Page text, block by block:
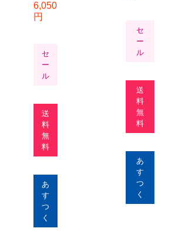
6,050
円
セ
ー
ル
送
料
無
料
あ
す
つ
く
セ
ー
ル
送
料
無
料
あ
す
つ
く